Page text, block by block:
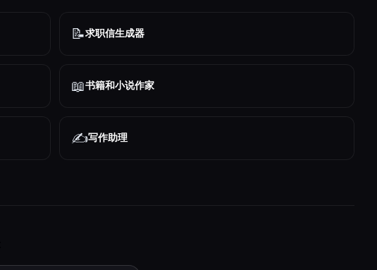
📝求职信生成器
📖书籍和小说作家
✍️写作助理